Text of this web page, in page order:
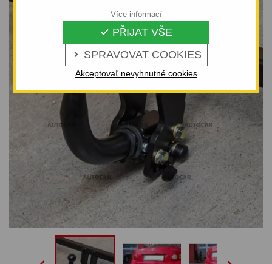
 SPRAVOVAT COOKIES
 PŘIJAT VŠE
Akceptovať nevyhnutné cookies
Více informací